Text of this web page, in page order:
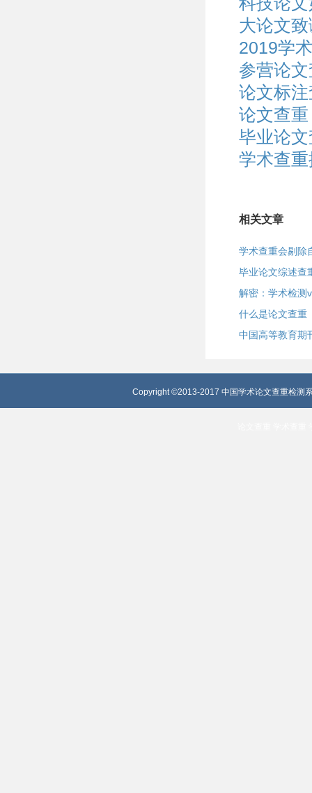
大论文
2019学
参营论
论文标
论文查
毕业论
学术查
相关文章
学术查重会剔除
毕业论文综述查
解密：学术检测
什么是论文查重
中国高等教育期
Copyright ©2013-2017 中国学术论文查重检